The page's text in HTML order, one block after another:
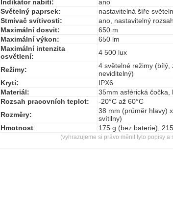
Indikátor nabití:
ano
Světelný paprsek:
nastavitelná šíře
Stmívač svítivosti:
ano, nastavitelný
Maximální dosvit:
650 m
Maximální výkon:
650 lm
Maximální intenzita
osvětlení:
4 500 lux
Režimy:
4 světelné režimy (bílý,
neviditelný)
Krytí:
IPX6
Materiál:
35mm asférická čočka,
Rozsah pracovních teplot:
-20°C až 60°C
Rozměry:
38 mm (průměr hlavy)
svítilny)
Hmotnost: 175 g (bez baterie),
(vyhrazujeme si právo měnit tyto popisy